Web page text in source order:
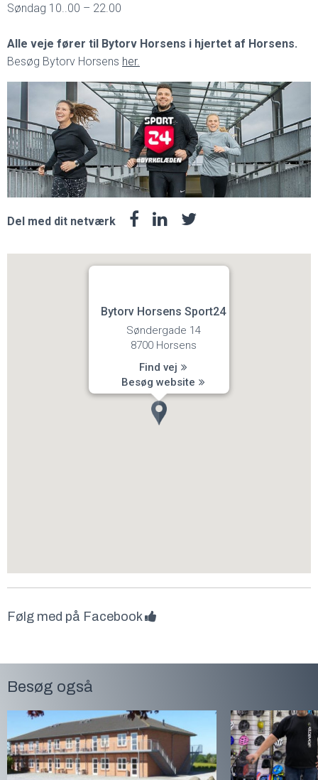
Søndag 10..00 – 22.00
Alle veje fører til Bytorv Horsens i hjertet af Horsens.
Besøg Bytorv Horsens her.
Del med dit netværk
Bytorv Horsens Sport24
Søndergade 14
8700 Horsens
Find vej
Besøg website
Følg med på Facebook
Besøg også